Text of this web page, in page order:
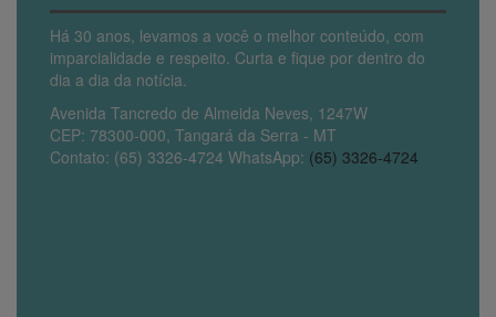
Há 30 anos, levamos a você o melhor conteúdo, com
imparcialidade e respeito. Curta e fique por dentro do
dia a dia da notícia.
Avenida Tancredo de Almeida Neves, 1247W
CEP: 78300-000, Tangará da Serra - MT
Contato: (65) 3326-4724 WhatsApp: (65) 3326-4724